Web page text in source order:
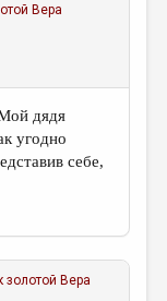
Вера
дядя
угодно
себе,
золотой Вера